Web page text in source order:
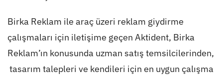
Birka Reklam ile araç üzeri reklam giydirme
çalışmaları için iletişime geçen Aktident, Birka
Reklam’ın konusunda uzman satış temsilcilerinden,
tasarım talepleri ve kendileri için en uygun çalışma